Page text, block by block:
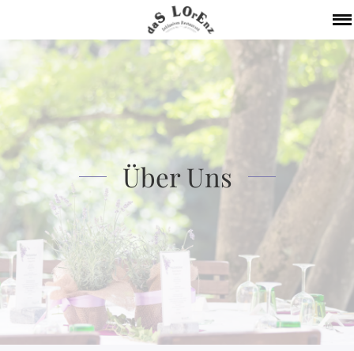
Über Uns